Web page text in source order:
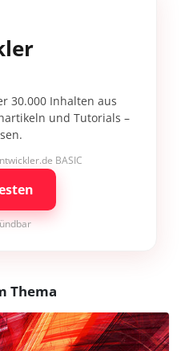
30.000 Inhalten aus
und Tutorials –
BASIC
Thema